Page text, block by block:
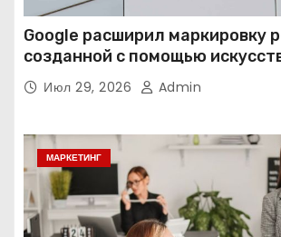
Google расширил маркировку
созданной с помощью
интеллекта
Июл 29, 2026 Admin
МАРКЕТИНГ